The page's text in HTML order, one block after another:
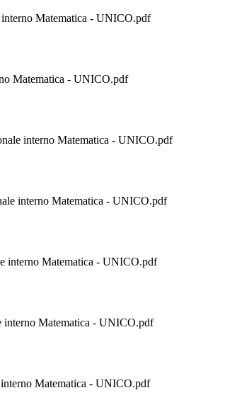
Matematica - UNICO.pdf
Matematica - UNICO.pdf
interno Matematica - UNICO.pdf
interno Matematica - UNICO.pdf
interno Matematica - UNICO.pdf
Matematica - UNICO.pdf
Matematica - UNICO.pdf